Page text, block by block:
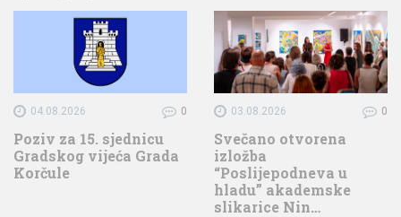
04.08.2026 0
Poziv za 15. sjednicu
Gradskog vijeća Grada
Korčule
03.08.2026 0
Svečano otvorena
izložba
“Poslijepodneva u
hladu” akademske
slikarice Nin…